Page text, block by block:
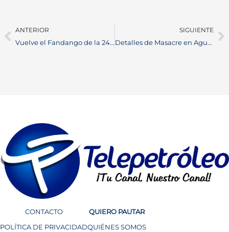
ANTERIOR
Vuelve el Fandango de la 24 en Barrancabermeja: Tradición y Alegría para Recibir el Año Nuevo
SIGUIENTE
Detalles de Masacre en Aguachica Cesar qué deja a toda una familia como víctima fatal
CONTACTO
POLÍTICA DE PRIVACIDAD
QUIERO PAUTAR
QUIÉNES SOMOS